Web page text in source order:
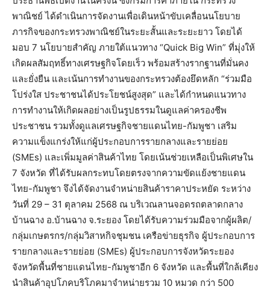
พาณิชย์ ได้ดำเนินการจัดงานเพื่อเดินหน้าขับเคลื่อนนโยบาย
ภารกิจของกระทรวงพาณิชย์ในระยะสั้นและระยะยาว โดยได้
มอบ 7 นโยบายสำคัญ ภายใต้แนวทาง “Quick Big Win” ที่มุ่งให้
เกิดผลสัมฤทธิ์ทางเศรษฐกิจโดยเร็ว พร้อมสร้างรากฐานที่มั่นคง
และยั่งยืน และเน้นการทำงานของกระทรวงต้องยึดหลัก “ร่วมมือ
โปร่งใส ประชาชนได้ประโยชน์สูงสุด” และได้กำหนดแนวทาง
การทำงานให้เกิดผลอย่างเป็นรูปธรรมในดูแลค่าครองชีพ
ประชาชน รวมทั้งดูแลเศรษฐกิจชายแดนไทย-กัมพูชา เสริม
ความแข็งแกร่งให้แก่ผู้ประกอบการรายกลางและรายย่อย
(SMEs) และเพิ่มมูลค่าสินค้าไทย โดยเน้นช่วยเหลือเป็นพิเศษใน
7 จังหวัด ที่ได้รับผลกระทบโดยตรงจากความขัดแย้งชายแดน
ไทย-กัมพูชา จึงได้จัดงานจำหน่ายสินค้าราคาประหยัด ระหว่าง
วันที่ 29 – 31 ตุลาคม 2568 ณ บริเวณลานจอดรถตลาดกลาง
บ้านฉาง อ.บ้านฉาง จ.ระยอง โดยได้รับความร่วมมือจากผู้ผลิต/
กลุ่มเกษตรกร/กลุ่มวิสาหกิจชุมชน เครือข่ายธุรกิจ ผู้ประกอบการ
รายกลางและรายย่อย (SMEs) ผู้ประกอบการจังหวัดระยอง
จังหวัดพื้นที่ชายแดนไทย-กัมพูชาอีก 6 จังหวัด และพื้นที่ใกล้เคียง
นำสินค้าอุปโภคบริโภคมาจำหน่ายรวม 10 หมวด กว่า 500